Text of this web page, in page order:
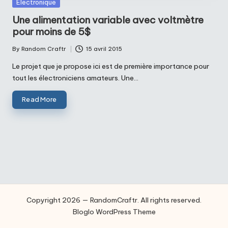
Electronique
Une alimentation variable avec voltmètre
pour moins de 5$
Posted
by
By Random Craftr 15 avril 2015
Le projet que je propose ici est de première importance pour
tout les électroniciens amateurs. Une…
Read More
Copyright 2026 — RandomCraftr. All rights reserved.
Bloglo WordPress Theme